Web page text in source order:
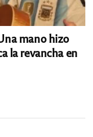
mano hizo
la revancha en